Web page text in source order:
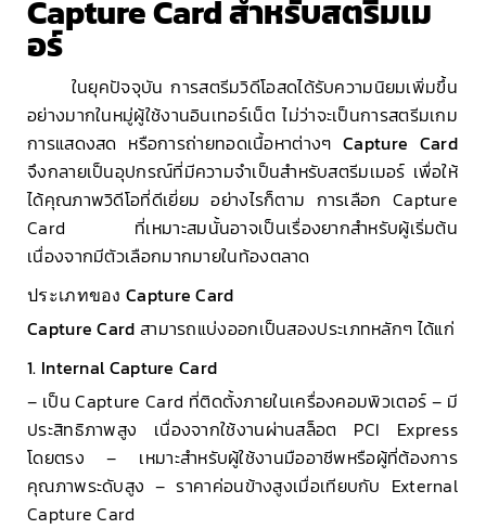
Capture Card สำหรับสตรีมเม
อร์
ในยุคปัจจุบัน การสตรีมวิดีโอสดได้รับความนิยมเพิ่มขึ้น
อย่างมากในหมู่ผู้ใช้งานอินเทอร์เน็ต ไม่ว่าจะเป็นการสตรีมเกม
การแสดงสด หรือการถ่ายทอดเนื้อหาต่างๆCapture Card
จึงกลายเป็นอุปกรณ์ที่มีความจำเป็นสำหรับสตรีมเมอร์ เพื่อให้
ได้คุณภาพวิดีโอที่ดีเยี่ยม อย่างไรก็ตาม การเลือก Capture
Card ที่เหมาะสมนั้นอาจเป็นเรื่องยากสำหรับผู้เริ่มต้น
เนื่องจากมีตัวเลือกมากมายในท้องตลาด
ประเภทของ Capture Card
Capture Card สามารถแบ่งออกเป็นสองประเภทหลักๆ ได้แก่
1. Internal Capture Card
– เป็น Capture Card ที่ติดตั้งภายในเครื่องคอมพิวเตอร์ – มี
ประสิทธิภาพสูง เนื่องจากใช้งานผ่านสล็อต PCI Express
โดยตรง – เหมาะสำหรับผู้ใช้งานมืออาชีพหรือผู้ที่ต้องการ
คุณภาพระดับสูง – ราคาค่อนข้างสูงเมื่อเทียบกับ External
Capture Card